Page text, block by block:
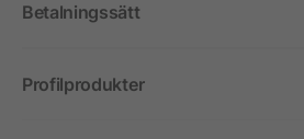
Betalningssätt
Profilprodukter